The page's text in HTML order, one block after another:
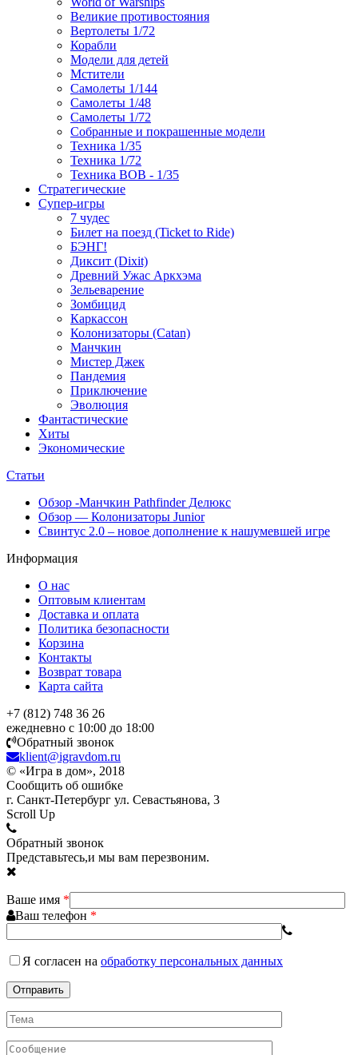
Великие противостояния
Вертолеты 1/72
Корабли
Модели для детей
Мстители
Самолеты 1/144
Самолеты 1/48
Самолеты 1/72
Собранные и покрашенные модели
Техника 1/35
Техника 1/72
Техника ВОВ - 1/35
Стратегические
Супер-игры
7 чудес
Билет на поезд (Ticket to Ride)
БЭНГ!
Диксит (Dixit)
Древний Ужас Аркхэма
Зельеварение
Зомбицид
Каркассон
Колонизаторы (Catan)
Манчкин
Мистер Джек
Пандемия
Приключение
Эволюция
Фантастические
Хиты
Экономические
Статьи
Обзор -Манчкин Pathfinder Делюкс
Обзор — Колонизаторы Junior
Свинтус 2.0 – новое дополнение к нашумевшей игре
Информация
О нас
Оптовым клиентам
Доставка и оплата
Политика безопасности
Корзина
Контакты
Возврат товара
Карта сайта
+7 (812) 748 36 26
ежедневно с 10:00 до 18:00
Обратный звонок
klient@igravdom.ru
© «Игра в дом», 2018
Сообщить об ошибке
г. Санкт-Петербург ул. Севастьянова, 3
Scroll Up
Обратный звонок
Представьтесь,и мы вам перезвоним.
Ваше имя *
Ваш телефон *
Я согласен на обработку персональных данных